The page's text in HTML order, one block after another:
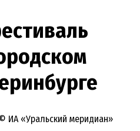
ИА «Уральский меридиан»